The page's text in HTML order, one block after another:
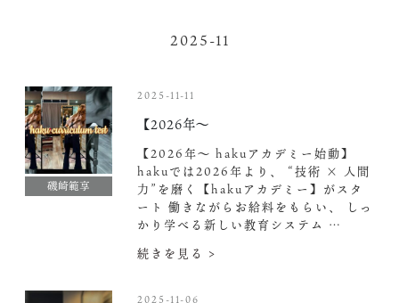
2025-11
磯崎範享
2025-11-11
【2026年〜
【2026年〜 hakuアカデミー始動】
hakuでは2026年より、 “技術 × 人間
力”を磨く【hakuアカデミー】がスタ
ート 働きながらお給料をもらい、 しっ
かり学べる新しい教育システム‍ …
続きを見る >
2025-11-06